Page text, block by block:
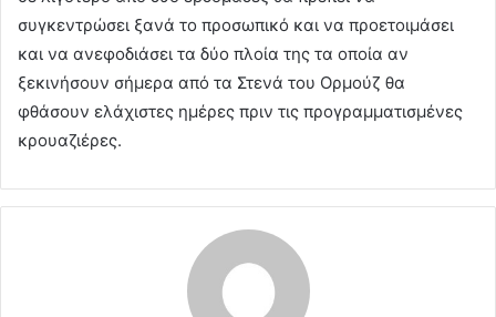
συγκεντρώσει ξανά το προσωπικό και να προετοιμάσει
και να ανεφοδιάσει τα δύο πλοία της τα οποία αν
ξεκινήσουν σήμερα από τα Στενά του Ορμούζ θα
φθάσουν ελάχιστες ημέρες πριν τις προγραμματισμένες
κρουαζιέρες.